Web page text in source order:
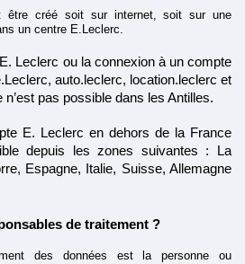
être créé soit sur internet, soit sur une
un centre E.Leclerc.
Leclerc ou la connexion à un compte
auto.leclerc, location.leclerc et
n’est pas possible dans les Antilles.
E. Leclerc en dehors de la France
depuis les zones suivantes : La
Espagne, Italie, Suisse, Allemagne
de traitement ?
des données est la personne ou